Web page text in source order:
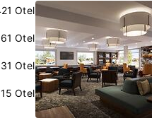
Otel
Otel
Otel
Otel